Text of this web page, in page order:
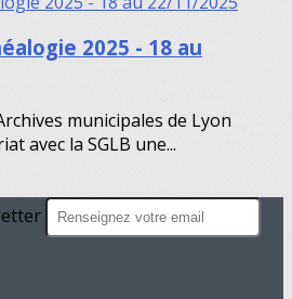
2025 - 18 au
municipales de Lyon
avec la SGLB une...